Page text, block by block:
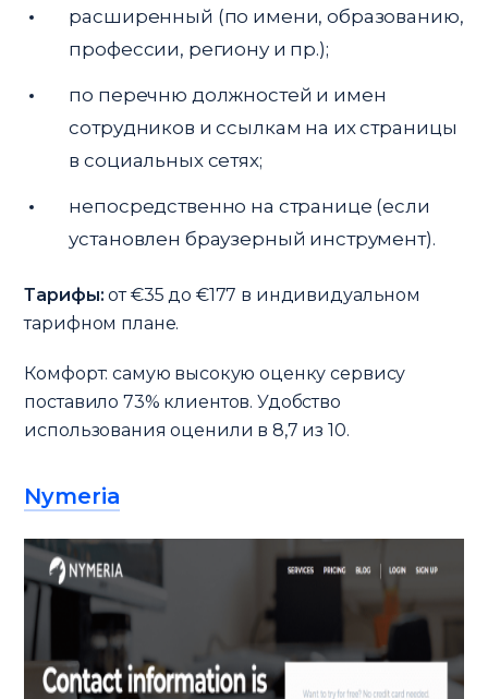
расширенный (по имени, образованию,
профессии, региону и пр.);
по перечню должностей и имен
сотрудников и ссылкам на их страницы
в социальных сетях;
непосредственно на странице (если
установлен браузерный инструмент).
Тарифы: от €35 до €177 в индивидуальном
тарифном плане.
Комфорт: самую высокую оценку сервису
поставило 73% клиентов. Удобство
использования оценили в 8,7 из 10.
Nymeria